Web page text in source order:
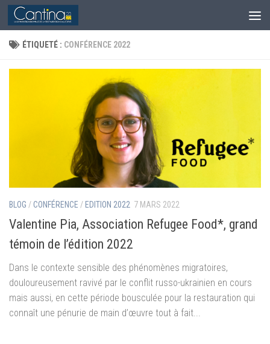
Skip to content
ÉTIQUETÉ : CONFÉRENCE 2022
BLOG /CONFÉRENCE / EDITION 2022 7 MARS 2022
Valentine Pia, Association Refugee Food*, grand
témoin de l’édition 2022
Dans le contexte sensible des phénomènes migratoires,
douloureusement ravivé par le conflit russo-ukrainien en cours
mais aussi, en cette période bousculée pour la restauration qui
connaît une pénurie de main d’œuvre tout à fait...